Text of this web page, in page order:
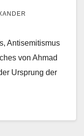
Antisemitismus
von Ahmad
Ursprung der